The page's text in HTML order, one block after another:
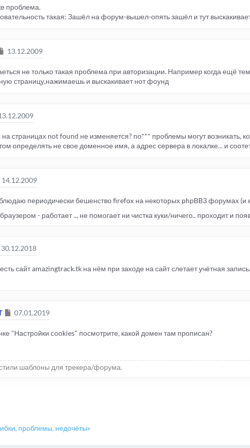
проблема.
такая: Зашёл на форум-вышел-опять зашёл и тут
Сообщение
13.12.2009
не только такая проблема при авторизации. Например когда ещё
страницу,нажимаешь и выскакивает нот фоунд
на страницах not found не изменяется? по*** проблемы могут возникать,
определять не свое доменное имя, а адрес сервера в локалке... и
Сообщение
14.12.2009
периодически бешенство firefox на некоторых phpBB3 форумах (и
- работает .., не помогает ни чистка куки/ничего.. проходит и
Сообщение
30.12.2018
сайт amazingtrack.tk на нём при заходе на сайт слетает учётная
Сообщение
07.01.2019
"Настройки cookies" посмотрите, какой домен там прописан?
шаблоны для трекера/форума.
проблемы, недочёты»